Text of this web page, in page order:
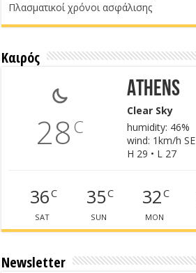
Πλασματικοί χρόνοι ασφάλισης
Καιρός
28C
Athens
Clear Sky
humidity: 46%
wind: 1km/h SE
H 29 • L 27
36C
SAT
35C
SUN
32C
MON
Newsletter